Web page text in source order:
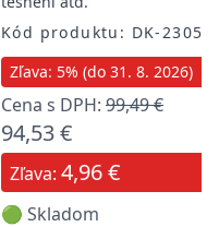
Kód produktu: DK-
Zľava: 5% (do 31. 8. 2026)
Cena s DPH: 99,49 €
94,53 €
Zľava: 4,96 €
🟢 Skladom